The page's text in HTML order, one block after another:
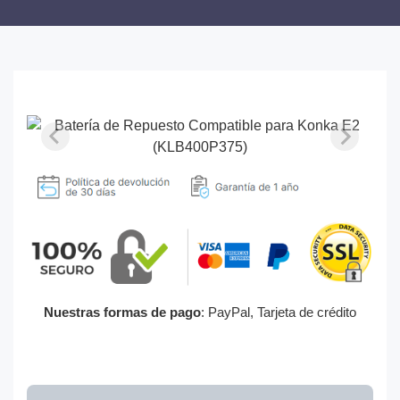
Nuestras formas de pago: PayPal, Tarjeta de crédito